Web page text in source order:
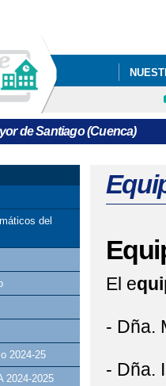
QUÉ
EL
de Santiago (Cuenca)
usted aquí
del
2024-25
2024-2025
El e
- Dña.
- Dña.